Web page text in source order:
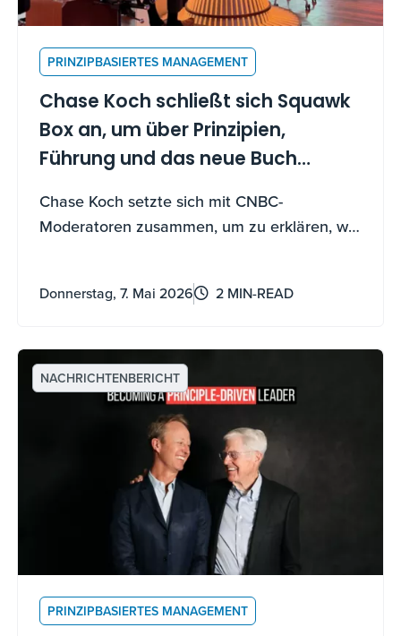
PRINZIPBASIERTES MANAGEMENT
Chase Koch schließt sich Squawk
Box an, um über Prinzipien,
Führung und das neue Buch
"Becoming a Principle-Driven
Leader" zu sprechen
Chase Koch setzte sich mit CNBC-
Moderatoren zusammen, um zu erklären, wie
zu führen, zu wachsen und Unsicherheiten
Donnerstag, 7. Mai 2026 2 MIN-READ
NACHRICHTENBERICHT
PRINZIPBASIERTES MANAGEMENT